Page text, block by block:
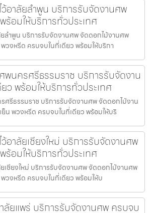
อาลัยลำพูน บริการรับจัดงานศพ
ร้อมให้บริการทั่วประเทศ
ลำพูน บริการรับจัดงานศพ จัดดอกไม้งานศพ
พวงหรีด ครบจบในที่เดียว พร้อมให้บริกา
พนครศรีธรรมราช บริการรับจัดงาน
ว พร้อมให้บริการทั่วประเทศ
รีธรรมราช บริการรับจัดงานศพ จัดดอกไม้งาน
ย็น พวงหรีด ครบจบในที่เดียว พร้อมให้บริ
อาลัยเชียงใหม่ บริการรับจัดงานศพ
ร้อมให้บริการทั่วประเทศ
เชียงใหม่ บริการรับจัดงานศพ จัดดอกไม้งานศพ
พวงหรีด ครบจบในที่เดียว พร้อมให้บ
ลัยแพร่ บริการรับจัดงานศพ ครบจบ